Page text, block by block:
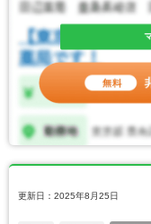
更新日：2025年8月25日